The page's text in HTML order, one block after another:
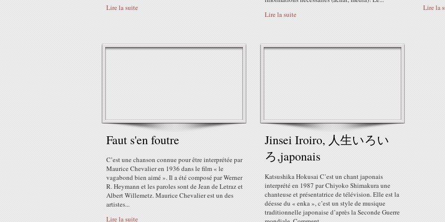
Lire la suite
Lire la suite
Lire la
Faut s'en foutre
C’est une chanson connue pour être interprétée par
Maurice Chevalier en 1936 dans le film « le
vagabond bien aimé ». Il a été composé par Werner
R. Heymann et les paroles sont de Jean de Letraz et
Albert Willemetz. Maurice Chevalier est un des
artistes...
Lire la suite
Jinsei Iroiro, 人生いろい
ろ,japonais
Katsushika Hokusai C’est un chant japonais
interprété en 1987 par Chiyoko Shimakura une
chanteuse et présentatrice de télévision. Elle est la
déesse du « enka », c’est un style de musique
traditionnelle japonaise d’après la Seconde Guerre